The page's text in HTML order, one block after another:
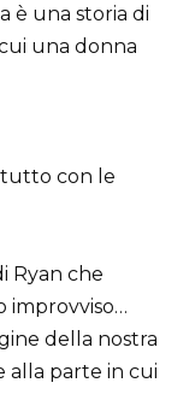
è una storia di
una donna
con le
Ryan che
improvviso…
della nostra
alla parte in cui